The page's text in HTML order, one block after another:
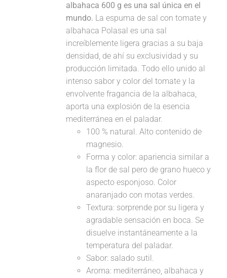
albahaca 600 g es una sal única en el
mundo. La espuma de sal con tomate y
albahaca Polasal es una sal
increíblemente ligera gracias a su baja
densidad, de ahí su exclusividad y su
producción limitada. Todo ello unido al
intenso sabor y color del tomate y la
envolvente fragancia de la albahaca,
aporta una explosión de la esencia
mediterránea en el paladar.
100 % natural. Alto contenido de
magnesio.
Forma y color: apariencia similar a
la flor de sal pero de grano hueco y
aspecto esponjoso. Color
anaranjado con motas verdes.
Textura: sorprende por su ligera y
agradable sensación en boca. Se
disuelve instantáneamente a la
temperatura del paladar.
Sabor: salado sutil.
Aroma: mediterráneo, albahaca y